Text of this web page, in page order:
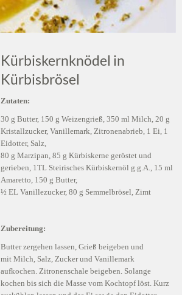
Kürbiskernknödel in
Kürbisbrösel
Zutaten:
30 g Butter, 150 g Weizengrieß, 350 ml Milch, 20 g
Kristallzucker, Vanillemark, Zitronenabrieb, 1 Ei, 1
Eidotter, Salz,
80 g Marzipan, 85 g Kürbiskerne geröstet und
gerieben, 1TL Steirisches Kürbiskernöl g.g.A., 15 ml
Amaretto, 150 g Butter,
½ EL Vanillezucker, 80 g Semmelbrösel, Zimt
Zubereitung:
Butter zergehen lassen, Grieß beigeben und
mit Milch, Salz, Zucker und Vanillemark
aufkochen. Zitronenschale beigeben. Solange
kochen bis sich die Masse vom Kochtopf löst. Kurz